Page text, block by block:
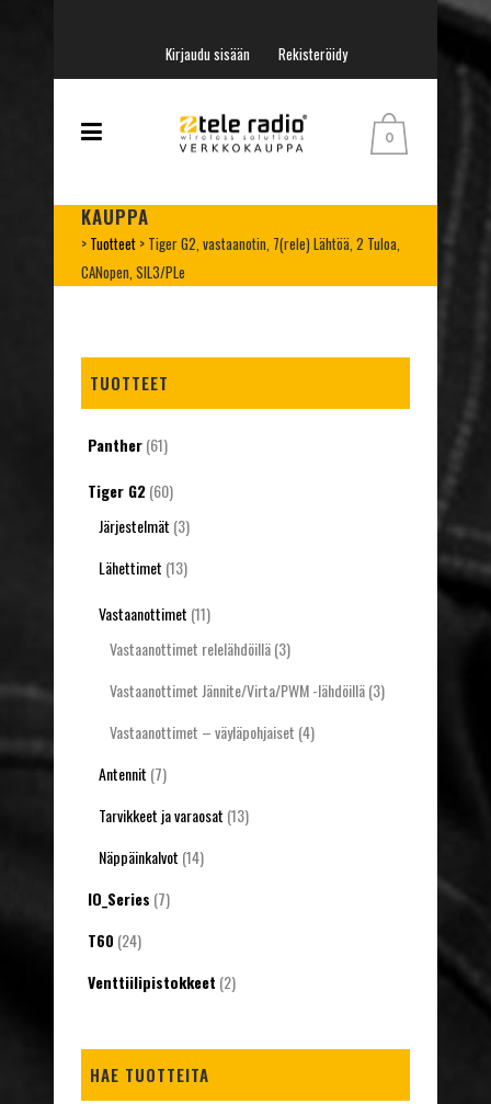
Kirjaudu sisään Rekisteröidy
0
KAUPPA
> Tuotteet > Tiger G2, vastaanotin, 7(rele) Lähtöä, 2 Tuloa,
CANopen, SIL3/PLe
TUOTTEET
Panther(61)
Tiger G2(60)
Järjestelmät (3)
Lähettimet (13)
Vastaanottimet (11)
Vastaanottimet relelähdöillä(3)
Vastaanottimet Jännite/Virta/PWM -lähdöillä(3)
Vastaanottimet – väyläpohjaiset (4)
Antennit (7)
Tarvikkeet ja varaosat (13)
Näppäinkalvot (14)
IO_Series (7)
T60 (24)
Venttiilipistokkeet (2)
HAE TUOTTEITA